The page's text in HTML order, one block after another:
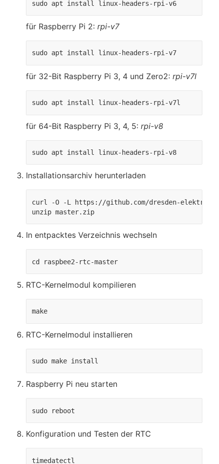
sudo apt install linux-headers-rpi-v6
für Raspberry Pi 2: rpi-v7
sudo apt install linux-headers-rpi-v7
für 32-Bit Raspberry Pi 3, 4 und Zero2: rpi-v7l
sudo apt install linux-headers-rpi-v7l
für 64-Bit Raspberry Pi 3, 4, 5: rpi-v8
sudo apt install linux-headers-rpi-v8
Installationsarchiv herunterladen
curl -O -L https://github.com/dresden-
unzip master.zip
In entpacktes Verzeichnis wechseln
cd raspbee2-rtc-master
RTC-Kernelmodul kompilieren
make
RTC-Kernelmodul installieren
sudo make install
Raspberry Pi neu starten
sudo reboot
Konfiguration und Testen der RTC
timedatectl